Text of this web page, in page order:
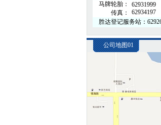
马牌轮胎：
传真：
62931999
62934197
胜达登记服务站：
公司地图01